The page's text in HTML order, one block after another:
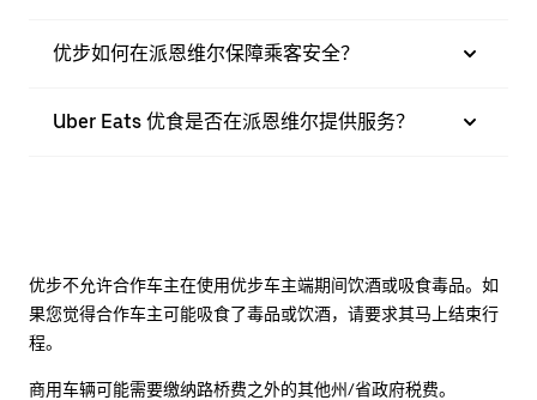
优步如何在派恩维尔保障乘客安全？
Uber Eats 优食是否在派恩维尔提供服务？
优步不允许合作车主在使用优步车主端期间饮酒或吸食毒品。如
果您觉得合作车主可能吸食了毒品或饮酒，请要求其马上结束行
程。
商用车辆可能需要缴纳路桥费之外的其他州/省政府税费。